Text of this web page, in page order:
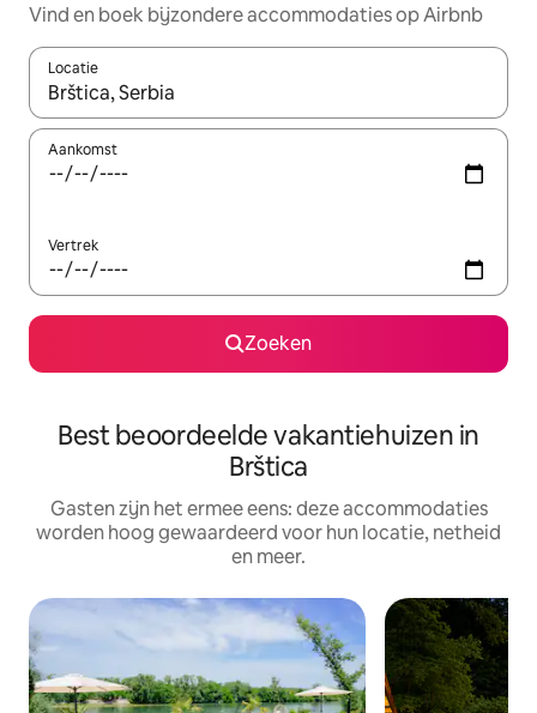
Vind en boek bijzondere accommodaties op Airbnb
Locatie
Wanneer er suggesties beschikbaar zijn, maak je een keuze
Aankomst
Vertrek
Zoeken
Best beoordeelde vakantiehuizen in
Brštica
Gasten zijn het ermee eens: deze accommodaties
worden hoog gewaardeerd voor hun locatie, netheid
en meer.